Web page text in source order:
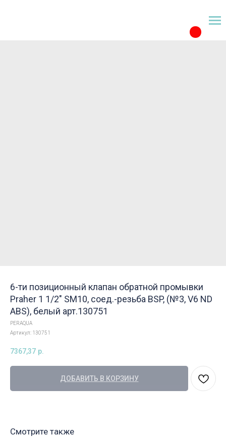
6-ти позиционный клапан обратной промывки
Praher 1 1/2" SM10, соед.-резьба BSP, (№3, V6 ND
ABS), белый арт.130751
PERAQUA
Артикул: 130751
7367,37 р.
ДОБАВИТЬ В КОРЗИНУ
Смотрите также